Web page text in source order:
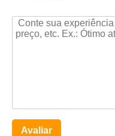
Avaliar